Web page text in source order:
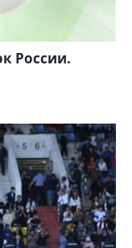
России.